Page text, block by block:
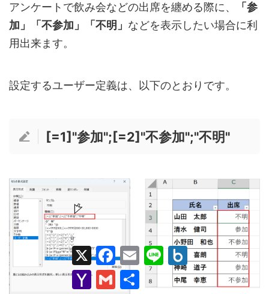
アンケートで飲み会などの出席を纏める際に、
「参
加」「不参加」「不明」 などを表示したい場合に利
用出来ます。
設定するユーザー定義は、以下のとおりです。
[=1]"参加";[=2]"不参加";"不明"
X
F
a
c
b
E
m
L
B
o
n
Y
a
G
m